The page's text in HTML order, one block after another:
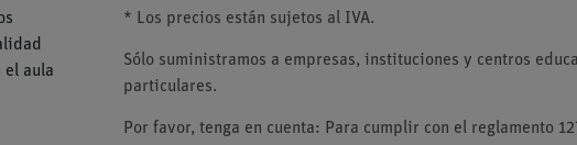
el aula
* Los precios están sujetos al IVA.
Sólo suministramos a empresas, instituciones y centros
particulares.
Por favor, tenga en cuenta: Para cumplir con el reglamento